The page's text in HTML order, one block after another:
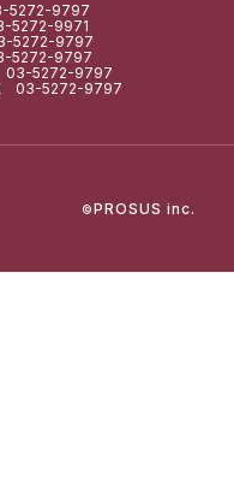
9797
9971
5272-9797
5272-9797
5272-9797
03-5272-9797
©PROSUS inc.